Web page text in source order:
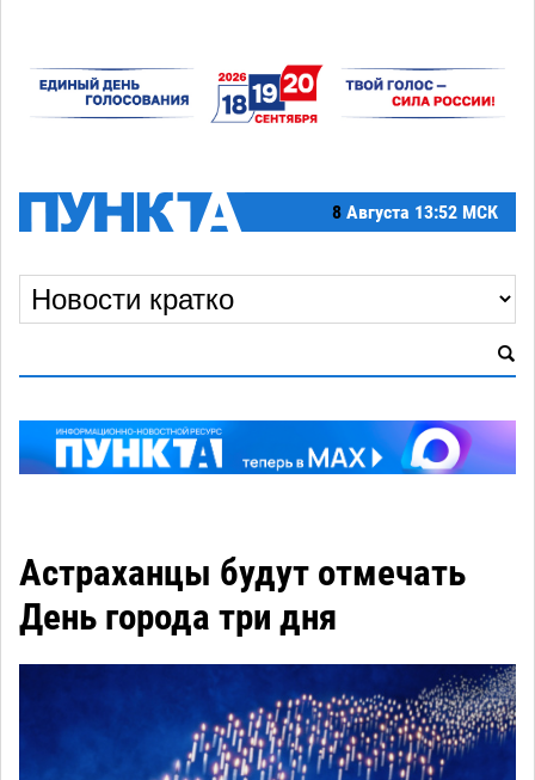
8 Августа 13:52 МСК
Астраханцы будут отмечать
День города три дня